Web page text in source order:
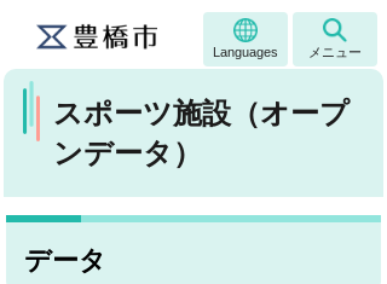
Languages メニュー
スポーツ施設（オープ
ンデータ）
データ